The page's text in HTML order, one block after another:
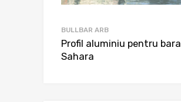
BULLBAR ARB
Profil aluminiu pentru bara
Sahara